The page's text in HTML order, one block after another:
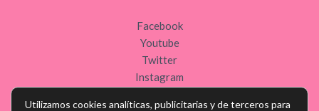
Facebook
Youtube
Twitter
Instagram
Utilizamos cookies analíticas, publicitarias y de terceros para